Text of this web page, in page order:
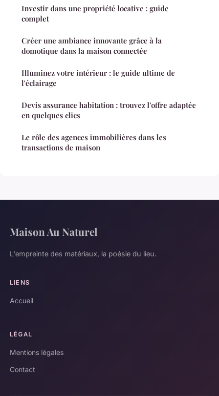
Investir dans une propriété locative : guide
complet
Créer une ambiance innovante grâce à la
domotique dans la maison connectée
Illuminez votre intérieur : le guide ultime de
l'éclairage
Devis assurance habitation : trouvez l'offre adaptée
en quelques clics
Le rôle des agences immobilières dans les
transactions de maison
Maison Au Naturel
L'empreinte des matériaux, la poésie du lieu.
LIENS
Accueil
LÉGAL
Mentions légales
Contact